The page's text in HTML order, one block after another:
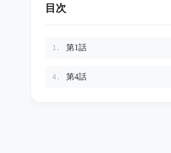
目次
1. 第1話
4. 第4話